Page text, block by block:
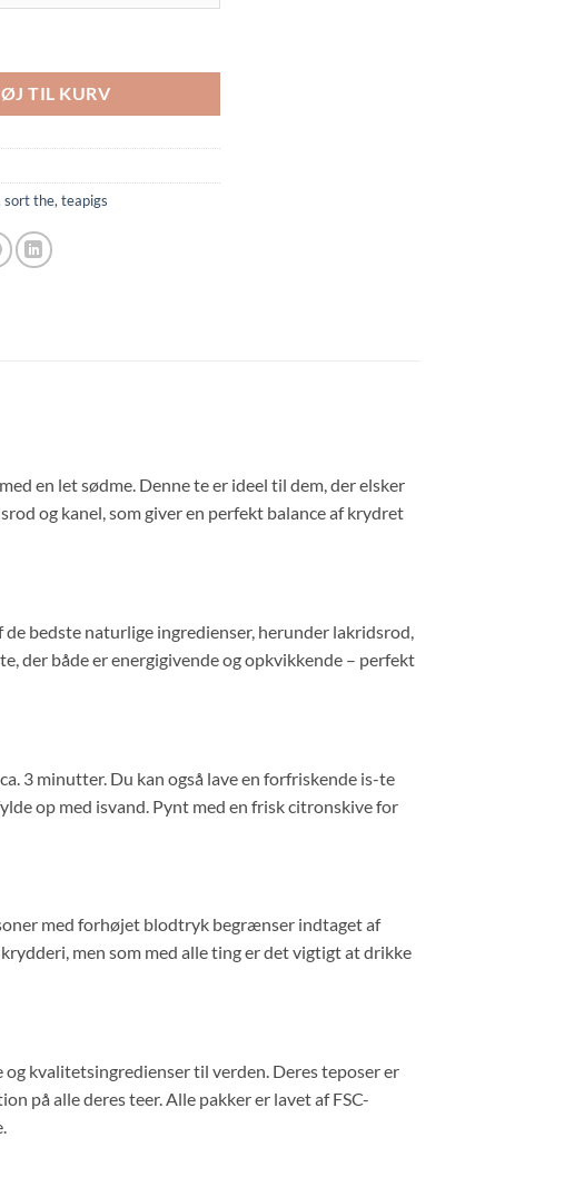
TIL KURV
sort the, teapigs
en let sødme. Denne te er ideel til dem, der elsker
og kanel, som giver en perfekt balance af krydret
de bedste naturlige ingredienser, herunder lakridsrod,
der både er energigivende og opkvikkende – perfekt
3 minutter. Du kan også lave en forfriskende is-te
op med isvand. Pynt med en frisk citronskive for
med forhøjet blodtryk begrænser indtaget af
men som med alle ting er det vigtigt at drikke
og kvalitetsingredienser til verden. Deres teposer er
på alle deres teer. Alle pakker er lavet af FSC-